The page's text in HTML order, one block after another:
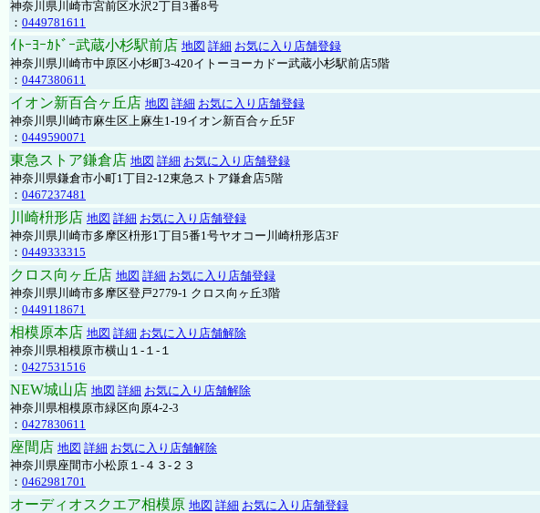
神奈川県川崎市宮前区水沢2丁目3番8号
： 0449781611
ｲﾄｰﾖｰｶﾄﾞｰ武蔵小杉駅前店 地図 詳細 お気に入り店舗登録
神奈川県川崎市中原区小杉町3-420イトーヨーカドー武蔵小杉駅前店5階
： 0447380611
イオン新百合ヶ丘店 地図 詳細 お気に入り店舗登録
神奈川県川崎市麻生区上麻生1-19イオン新百合ヶ丘5F
： 0449590071
東急ストア鎌倉店 地図 詳細 お気に入り店舗登録
神奈川県鎌倉市小町1丁目2-12東急ストア鎌倉店5階
： 0467237481
川崎枡形店 地図 詳細 お気に入り店舗登録
神奈川県川崎市多摩区枡形1丁目5番1号ヤオコー川崎枡形店3F
： 0449333315
クロス向ヶ丘店 地図 詳細 お気に入り店舗登録
神奈川県川崎市多摩区登戸2779-1 クロス向ヶ丘3階
： 0449118671
相模原本店 地図 詳細 お気に入り店舗解除
神奈川県相模原市横山１-１-１
： 0427531516
NEW城山店 地図 詳細 お気に入り店舗解除
神奈川県相模原市緑区向原4-2-3
： 0427830611
座間店 地図 詳細 お気に入り店舗解除
神奈川県座間市小松原１-４３-２３
： 0462981701
オーディオスクエア相模原 地図 詳細 お気に入り店舗登録